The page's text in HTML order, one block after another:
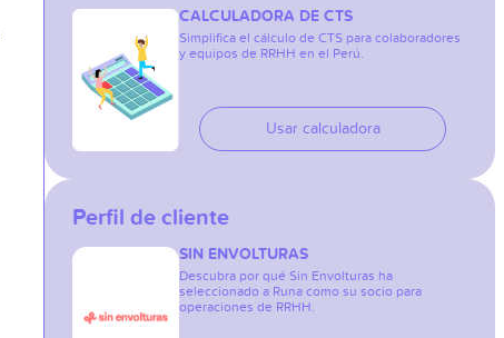
CALCULADORA DE CTS
Simplifica el cálculo de CTS para colaboradores
y equipos de RRHH en el Perú.
Usar calculadora
Perfil de cliente
SIN ENVOLTURAS
Descubra por qué Sin Envolturas ha
seleccionado a Runa como su socio para
operaciones de RRHH.